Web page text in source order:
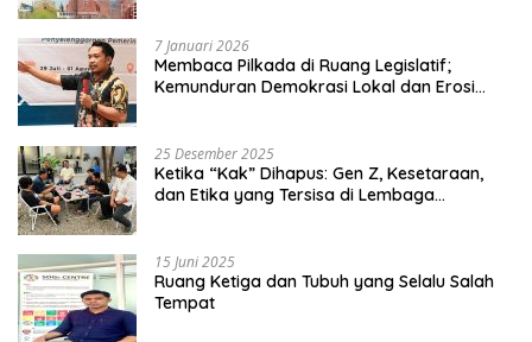
7 Januari 2026
Membaca Pilkada di Ruang Legislatif;
Kemunduran Demokrasi Lokal dan Erosi
25 Desember 2025
Ketika “Kak” Dihapus: Gen Z, Kesetaraan,
dan Etika yang Tersisa di Lembaga
15 Juni 2025
Ruang Ketiga dan Tubuh yang Selalu Salah
Tempat